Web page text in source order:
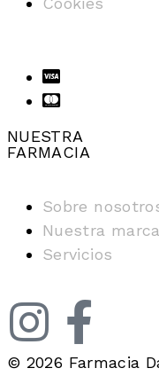
NUESTRA
FARMACIA
Sobre
Nuestra marca
Servicios
© 2026 Farmacia